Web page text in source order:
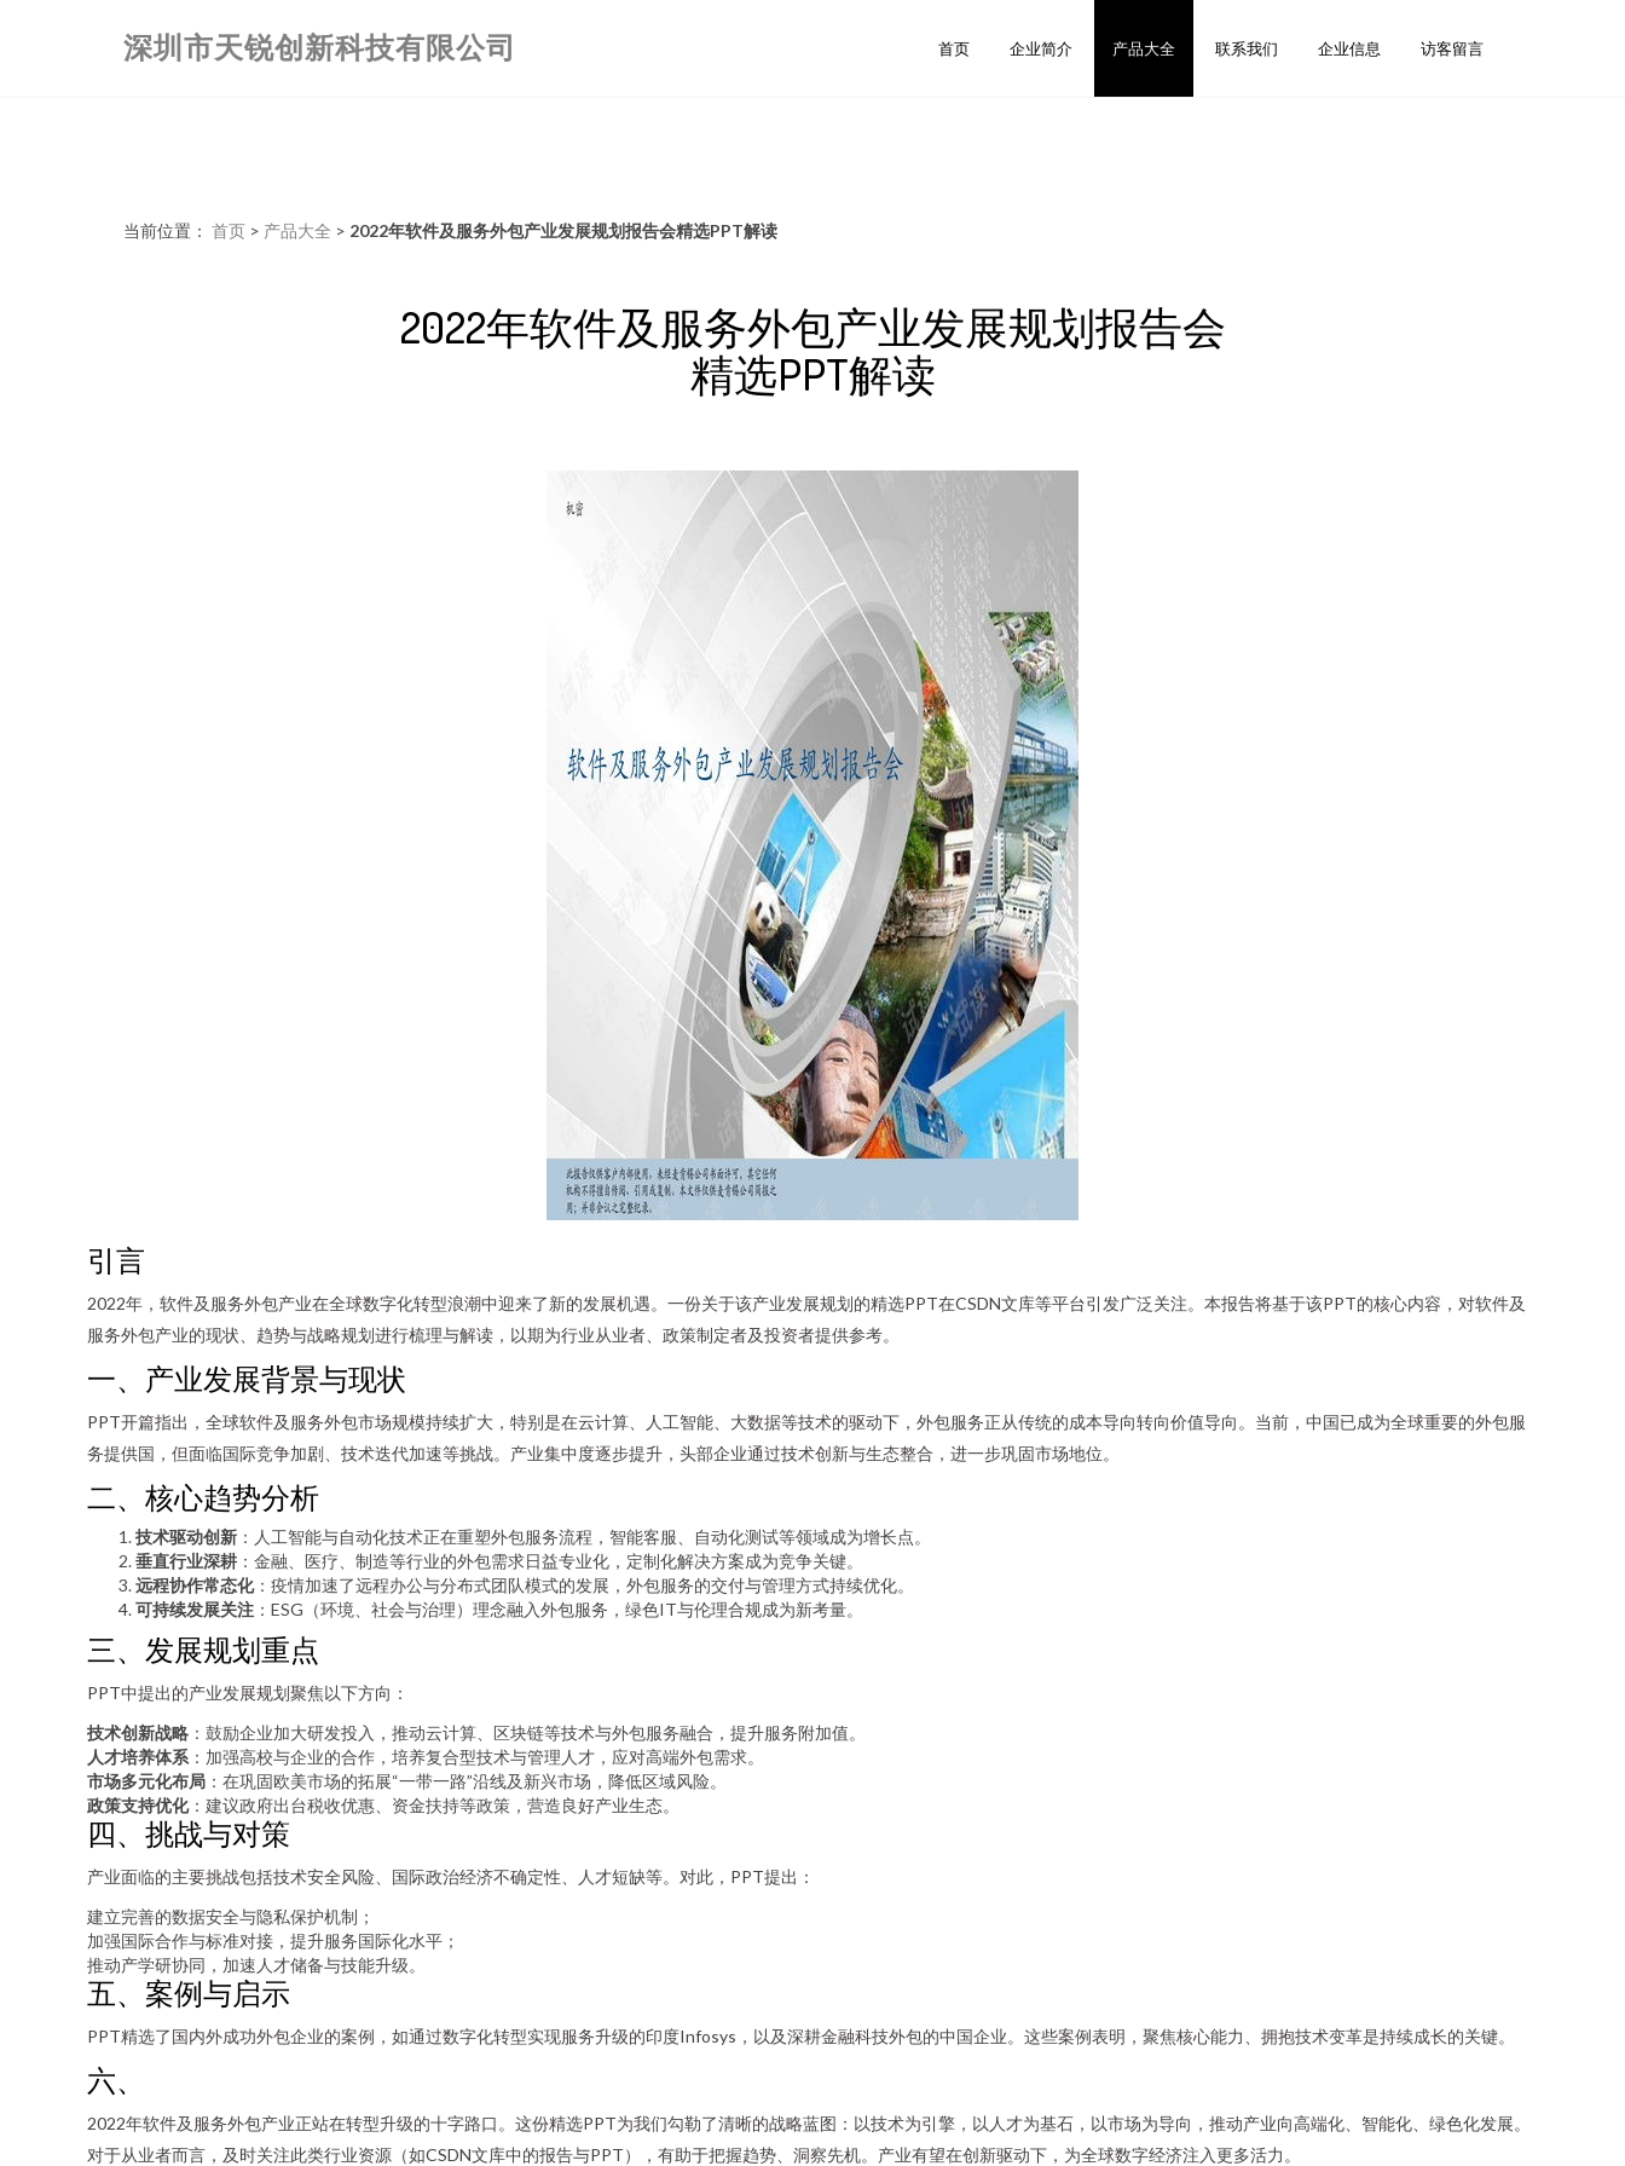
深圳市天锐创新科技有限公司 首页 企业简介 产品大全 联系我们 企业信息 访客留言
当前位置： 首页 > 产品大全 > 2022年软件及服务外包产业发展规划报告会精选PPT解读
2022年软件及服务外包产业发展规划报告会
精选PPT解读
引言
2022年，软件及服务外包产业在全球数字化转型浪潮中迎来了新的发展机遇。一份关于该产业发展规划的精选PPT在CSDN文库等平台引发广泛关注。本报告将基于该PPT的核心内容，对软件及
服务外包产业的现状、趋势与战略规划进行梳理与解读，以期为行业从业者、政策制定者及投资者提供参考。
一、产业发展背景与现状
PPT开篇指出，全球软件及服务外包市场规模持续扩大，特别是在云计算、人工智能、大数据等技术的驱动下，外包服务正从传统的成本导向转向价值导向。当前，中国已成为全球重要的外包服
务提供国，但面临国际竞争加剧、技术迭代加速等挑战。产业集中度逐步提升，头部企业通过技术创新与生态整合，进一步巩固市场地位。
二、核心趋势分析
技术驱动创新 ：人工智能与自动化技术正在重塑外包服务流程，智能客服、自动化测试等领域成为增长点。
垂直行业深耕 ：金融、医疗、制造等行业的外包需求日益专业化，定制化解决方案成为竞争关键。
远程协作常态化：疫情加速了远程办公与分布式团队模式的发展，外包服务的交付与管理方式持续优化。
可持续发展关注 ：ESG（环境、社会与治理）理念融入外包服务，绿色IT与伦理合规成为新考量。
三、发展规划重点
PPT中提出的产业发展规划聚焦以下方向：
技术创新战略 ：鼓励企业加大研发投入，推动云计算、区块链等技术与外包服务融合，提升服务附加值。
人才培养体系 ：加强高校与企业的合作，培养复合型技术与管理人才，应对高端外包需求。
市场多元化布局 ：在巩固欧美市场的拓展“一带一路”沿线及新兴市场，降低区域风险。
政策支持优化：建议政府出台税收优惠、资金扶持等政策，营造良好产业生态。
四、挑战与对策
产业面临的主要挑战包括技术安全风险、国际政治经济不确定性、人才短缺等。对此，PPT提出：
建立完善的数据安全与隐私保护机制；
加强国际合作与标准对接，提升服务国际化水平；
推动产学研协同，加速人才储备与技能升级。
五、案例与启示
PPT精选了国内外成功外包企业的案例，如通过数字化转型实现服务升级的印度Infosys，以及深耕金融科技外包的中国企业。这些案例表明，聚焦核心能力、拥抱技术变革是持续成长的关键。
六、
2022年软件及服务外包产业正站在转型升级的十字路口。这份精选PPT为我们勾勒了清晰的战略蓝图：以技术为引擎，以人才为基石，以市场为导向，推动产业向高端化、智能化、绿色化发展。
对于从业者而言，及时关注此类行业资源（如CSDN文库中的报告与PPT），有助于把握趋势、洞察先机。产业有望在创新驱动下，为全球数字经济注入更多活力。